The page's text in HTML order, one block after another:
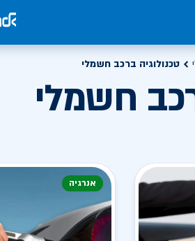
טכנולוגיה ברכב חשמלי
חשמלי
אנרגיה